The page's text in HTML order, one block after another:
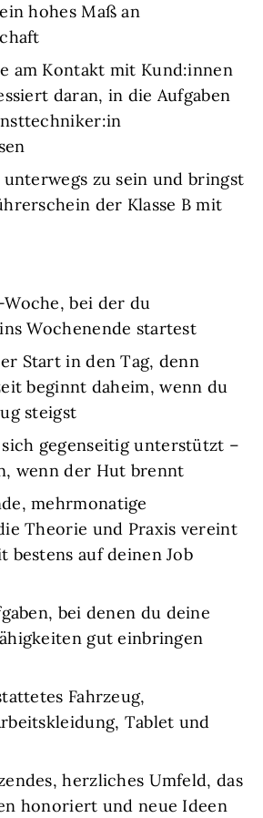
hohes Maß an
am Kontakt mit Kund:innen
daran, in die Aufgaben
unterwegs zu sein und bringst
der Klasse B mit
Woche, bei der du
Wochenende startest
Start in den Tag, denn
beginnt daheim, wenn du
steigst
sich gegenseitig unterstützt –
wenn der Hut brennt
mehrmonatige
Theorie und Praxis vereint
bestens auf deinen Job
bei denen du deine
gut einbringen
Fahrzeug,
Tablet und
herzliches Umfeld, das
honoriert und neue Ideen